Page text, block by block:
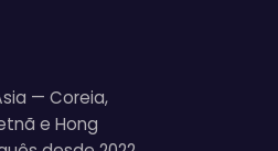
— Coreia,
e Hong